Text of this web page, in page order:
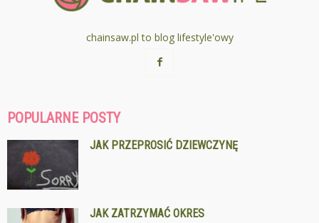
chainsaw.pl to blog lifestyle'owy
POPULARNE POSTY
JAK PRZEPROSIĆ DZIEWCZYNĘ
JAK ZATRZYMAĆ OKRES